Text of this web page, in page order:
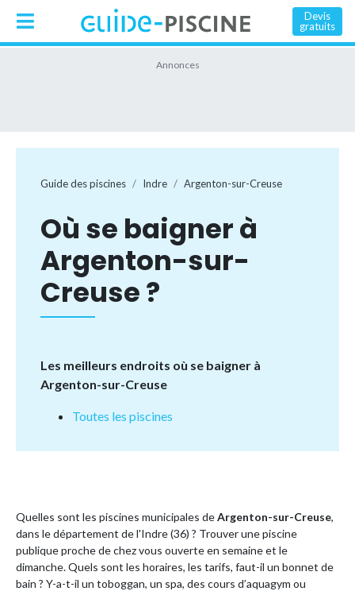
Devis
gratuits
Guide des piscines Indre Argenton-sur-Creuse
Où se baigner à
Argenton-sur-
Creuse ?
Les meilleurs endroits où se baigner à
Argenton-sur-Creuse
Toutes les piscines
Quelles sont les piscines municipales deArgenton-sur-Creuse,
dans le département de l'Indre (36) ? Trouver une piscine
publique proche de chez vous ouverte en semaine et le
dimanche. Quels sont les horaires, les tarifs, faut-il un bonnet de
bain ? Y-a-t-il un toboggan, un spa, des cours d’aquagym ou